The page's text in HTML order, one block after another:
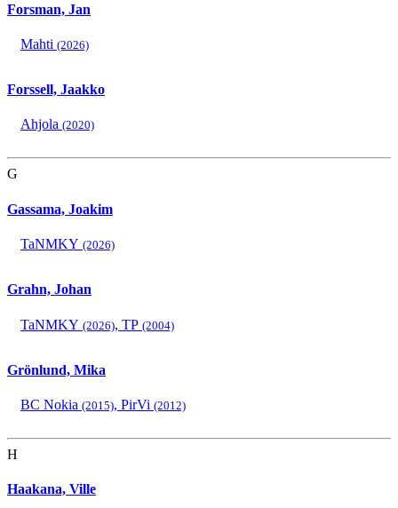
Forsman, Jan
Mahti (2026)
Forssell, Jaakko
Ahjola (2020)
G
Gassama, Joakim
TaNMKY (2026)
Grahn, Johan
TaNMKY (2026), TP (2004)
Grönlund, Mika
BC Nokia (2015), PirVi (2012)
H
Haakana, Ville